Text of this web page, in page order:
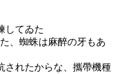
してゐた
、蜘蛛は麻醉の牙もあ
されたからな、攜帶機種